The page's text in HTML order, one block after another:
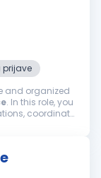
prijave
and organized
. In this role, you
coordinate